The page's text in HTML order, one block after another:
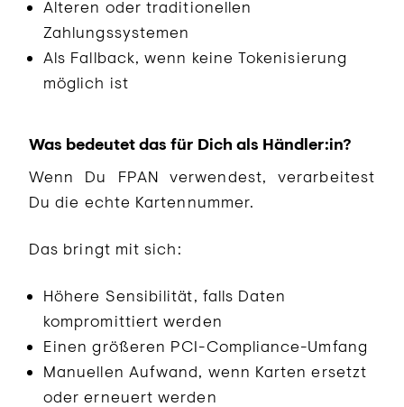
Älteren oder traditionellen
Zahlungssystemen
Als Fallback, wenn keine Tokenisierung
möglich ist
Was bedeutet das für Dich als Händler:in?
Wenn Du FPAN verwendest, verarbeitest
Du die echte Kartennummer.
Das bringt mit sich:
Höhere Sensibilität, falls Daten
kompromittiert werden
Einen größeren PCI-Compliance-Umfang
Manuellen Aufwand, wenn Karten ersetzt
oder erneuert werden